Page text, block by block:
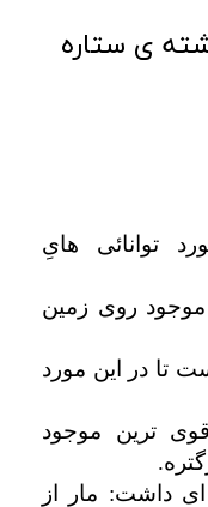
ی ستاره
توانائی هایِ
روی زمین
تا در این مورد
ترین موجود
داشت: مار از